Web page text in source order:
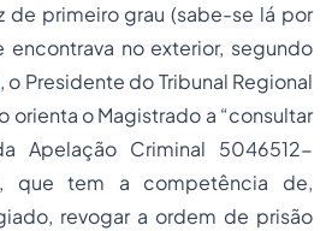
de primeiro grau (sabe-se lá por
encontrava no exterior, segundo
Presidente do Tribunal Regional
orienta o Magistrado a “consultar
Apelação Criminal 5046512-
que tem a competência de,
revogar a ordem de prisão